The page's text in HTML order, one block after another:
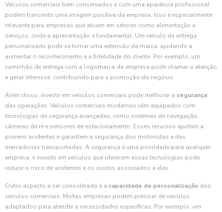
Veículos comerciais bem conservados e com uma aparência profissional
podem transmitir uma imagem positiva da empresa. Isso é especialmente
relevante para empresas que atuam em setores como alimentação e
serviços, onde a apresentação é fundamental. Um veículo de entrega
personalizado pode se tornar uma extensão da marca, ajudando a
aumentar o reconhecimento e a fidelidade do cliente. Por exemplo, um
caminhão de entrega com a logomarca da empresa pode chamar a atenção
e gerar interesse, contribuindo para a promoção do negócio.
Além disso, investir em veículos comerciais pode melhorar a segurança
das operações. Veículos comerciais modernos vêm equipados com
tecnologias de segurança avançadas, como sistemas de navegação,
câmeras de ré e sensores de estacionamento. Esses recursos ajudam a
prevenir acidentes e garantem a segurança dos motoristas e das
mercadorias transportadas. A segurança é uma prioridade para qualquer
empresa, e investir em veículos que oferecem essas tecnologias pode
reduzir o risco de acidentes e os custos associados a eles.
Outro aspecto a ser considerado é a capacidade de personalização dos
veículos comerciais. Muitas empresas podem precisar de veículos
adaptados para atender a necessidades específicas. Por exemplo, um